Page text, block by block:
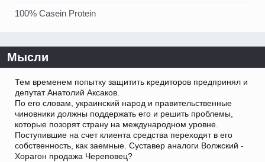
100% Casein Protein
Мысли
Тем временем попытку защитить кредиторов предпринял и
депутат Анатолий Аксаков.
По его словам, украинский народ и правительственные
чиновники должны поддержать его и решить проблемы,
которые позорят страну на международном уровне.
Поступившие на счет клиента средства переходят в его
собственность, как заемные. Суставер аналоги Волжский -
Хорагон продажа Череповец?